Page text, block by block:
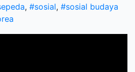
, #sosial, #sosial budaya